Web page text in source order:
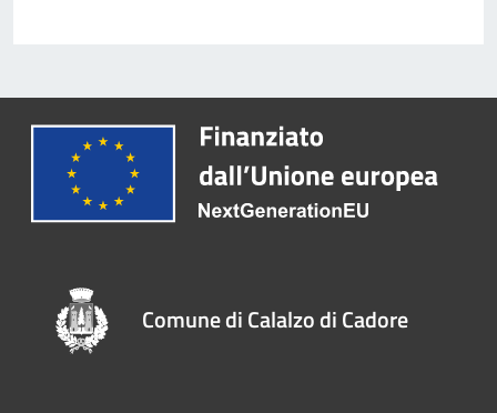
Comune di Calalzo di Cadore